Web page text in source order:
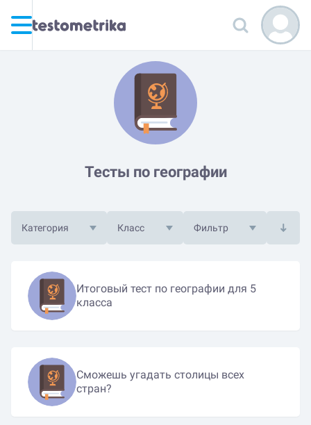
Тесты по географии
Категория Класс Фильтр
Итоговый тест по географии для 5
класса
Сможешь угадать столицы всех
стран?